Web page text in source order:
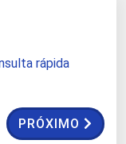
rápida
PRÓXIMO